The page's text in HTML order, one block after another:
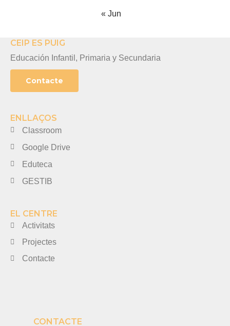
« Jun
CEIP ES PUIG
Educación Infantil, Primaria y Secundaria
Contacte
ENLLAÇOS
Classroom
Google Drive
Eduteca
GESTIB
EL CENTRE
Activitats
Projectes
Contacte
CONTACTE